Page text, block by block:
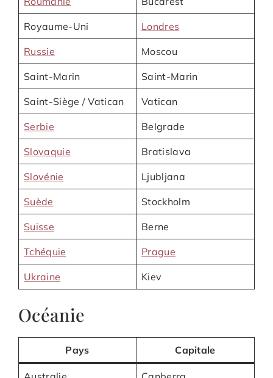
Royaume-Uni Londres
Russie Moscou
Saint-Marin Saint-Marin
Saint-Siège / Vatican Vatican
Serbie Belgrade
Slovaquie Bratislava
Slovénie Ljubljana
Suède Stockholm
Suisse Berne
Tchéquie Prague
Ukraine Kiev
Océanie
Pays Capitale